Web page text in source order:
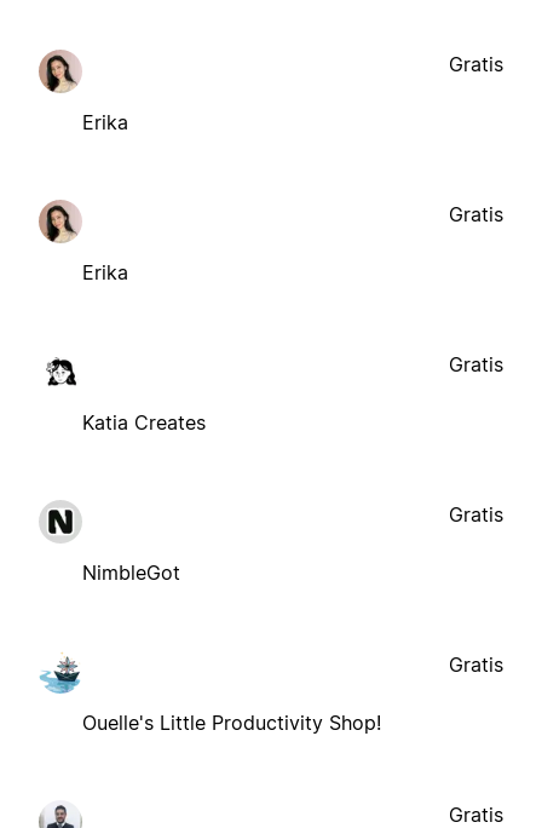
Erika
Gratis
Erika
Gratis
Katia Creates
Gratis
NimbleGot
Gratis
Ouelle's Little Productivity Shop!
Gratis
Gratis